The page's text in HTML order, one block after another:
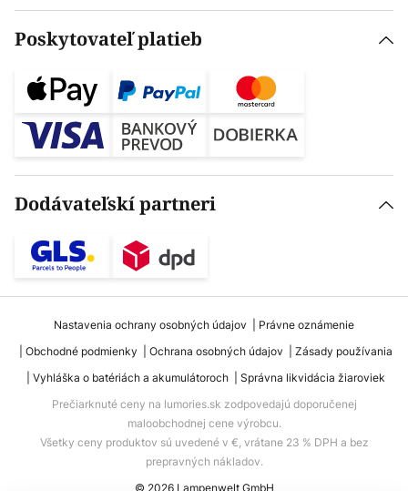
Poskytovateľ platieb
Dodávateľskí partneri
Nastavenia ochrany osobných údajov
Právne oznámenie
Obchodné podmienky
Ochrana osobných údajov
Zásady používania
Vyhláška o batériách a akumulátoroch
Správna likvidácia žiaroviek
Prečiarknuté ceny na lumories.sk zodpovedajú doporučenej
maloobchodnej cene výrobcu.
Všetky ceny produktov sú uvedené v €, vrátane 23 % DPH a bez
prepravných nákladov.
© 2026 Lampenwelt GmbH